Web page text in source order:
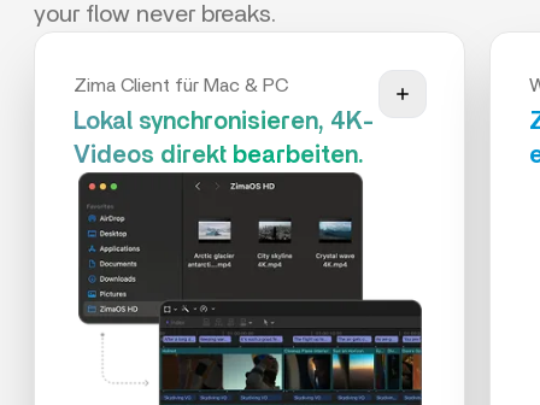
your flow never breaks.
Zima Client für Mac & PC
Lokal synchronisieren, 4K-
Videos direkt bearbeiten.